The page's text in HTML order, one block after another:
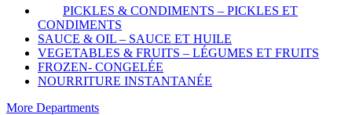
PICKLES & CONDIMENTS – PICKLES ET
CONDIMENTS
SAUCE & OIL – SAUCE ET HUILE
VEGETABLES & FRUITS – LÉGUMES ET FRUITS
FROZEN- CONGELÉE
NOURRITURE INSTANTANÉE
More Departments